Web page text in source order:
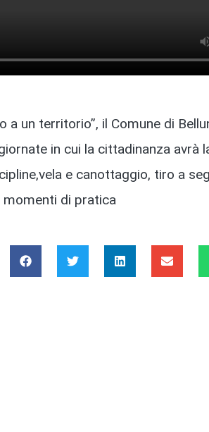
a un territorio”, il Comune di
in cui la cittadinanza avrà
e canottaggio, tiro a
di pratica